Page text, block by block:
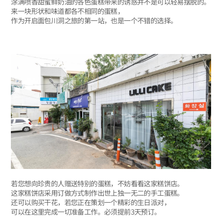
来一块形状和味道都各不相同的蛋糕，
作为开启面包川洞之旅的第一站，也是一个不错的选择。
若您想向珍贵的人赠送特别的蛋糕，不妨看看这家糕饼店。
这家糕饼店采用订做方式制作出世上独一无二的手工蛋糕。
还可以购买干花，若您正在策划一个精彩的生日派对，
可以在这里完成一切准备工作。必须提前3天预订。